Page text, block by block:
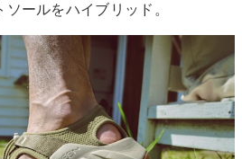
ールをハイブリッド。